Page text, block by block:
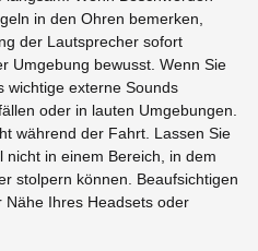
in den Ohren bemerken,
der Lautsprecher sofort
Umgebung bewusst. Wenn Sie
wichtige externe Sounds
oder in lauten Umgebungen.
während der Fahrt. Lassen Sie
in einem Bereich, in dem
stolpern können. Beaufsichtigen
Nähe Ihres Headsets oder